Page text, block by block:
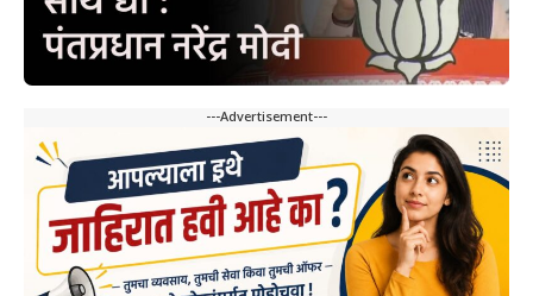
---Advertisement---